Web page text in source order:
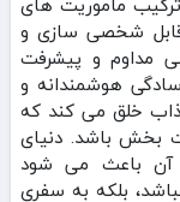
قابل شخصی‌ سازی و
مداوم و پیشرفت
هوشمندانه و
خلق می‌ کند که
بخش باشد. دنیای
آن باعث می‌ شود
بلکه به سفری